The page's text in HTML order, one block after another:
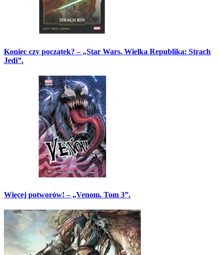
Koniec czy początek? – „Star Wars. Wielka Republika: Strach
Jedi”.
Więcej potworów! – „Venom. Tom 3”.